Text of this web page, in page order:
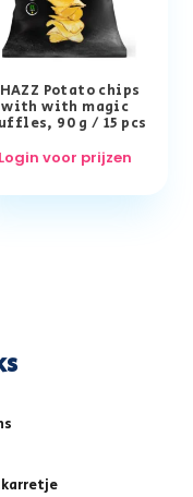
Potato chips
with with magic
90 g / 15 pcs
Login voor prijzen